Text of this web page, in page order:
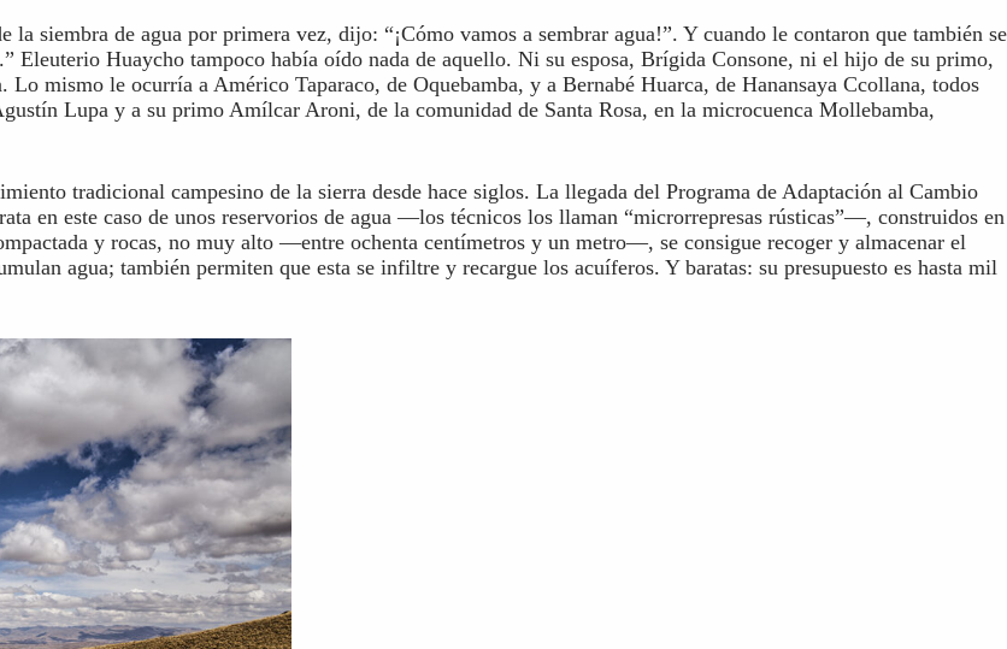
la siembra de agua por primera vez, dijo: “¡Cómo vamos a sembrar agua!”. Y cuando le contaron que también se
Eleuterio Huaycho tampoco había oído nada de aquello. Ni su esposa, Brígida Consone, ni el hijo de su primo,
mismo le ocurría a Américo Taparaco, de Oquebamba, y a Bernabé Huarca, de Hanansaya Ccollana, todos
Lupa y a su primo Amílcar Aroni, de la comunidad de Santa Rosa, en la microcuenca Mollebamba,
tradicional campesino de la sierra desde hace siglos. La llegada del Programa de Adaptación al Cambio
en este caso de unos reservorios de agua —los técnicos los llaman “microrrepresas rústicas”—, construidos en
y rocas, no muy alto —entre ochenta centímetros y un metro—, se consigue recoger y almacenar el
agua; también permiten que esta se infiltre y recargue los acuíferos. Y baratas: su presupuesto es hasta mil